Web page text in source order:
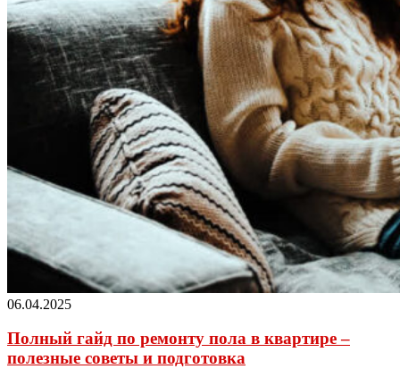
06.04.2025
Полный гайд по ремонту пола в квартире –
полезные советы и подготовка